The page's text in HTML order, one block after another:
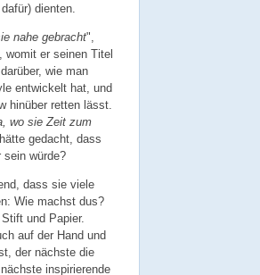
dienten.
nahe gebracht",
er seinen Titel
wie man
entwickelt hat, und
hinüber retten lässt.
wo sie Zeit zum
gedacht, dass
sein würde?
dass sie viele
Wie machst dus?
und Papier.
auf der Hand und
der nächste die
inspirierende